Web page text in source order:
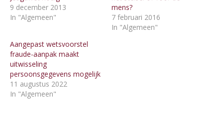
9 december 2013
In "Algemeen"
mens?
7 februari 2016
In "Algemeen"
Aangepast wetsvoorstel
fraude-aanpak maakt
uitwisseling
persoonsgegevens mogelijk
11 augustus 2022
In "Algemeen"